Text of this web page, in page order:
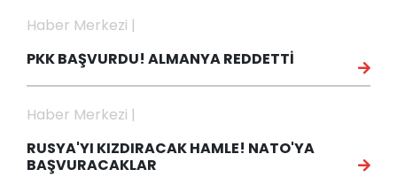
Haber Merkezi |
PKK BAŞVURDU! ALMANYA REDDETTİ
Haber Merkezi |
RUSYA'YI KIZDIRACAK HAMLE! NATO'YA
BAŞVURACAKLAR